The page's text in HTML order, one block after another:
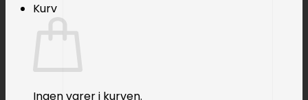
Kurv
Ingen varer i kurven.